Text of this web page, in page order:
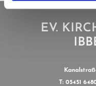
EV.
T: 05451